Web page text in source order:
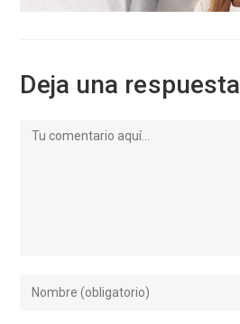
Deja una respuesta
Comentario